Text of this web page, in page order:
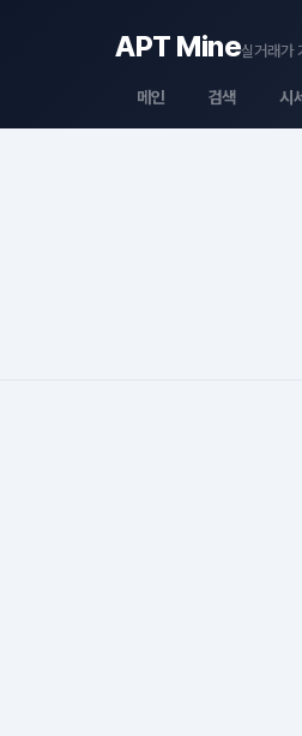
APT Mine실거래가
메인 검색 시세